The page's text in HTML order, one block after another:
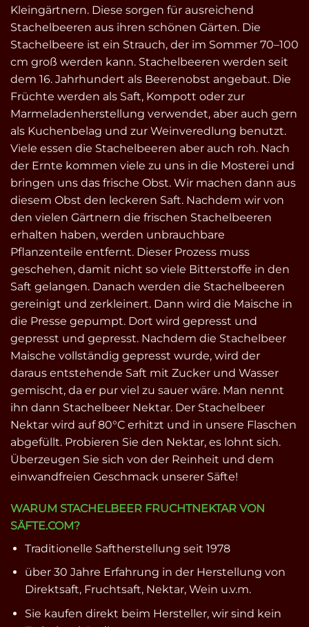
Kleingärtnern. Diese sorgen für ausreichend
Stachelbeeren aus ihren schönen Gärten. Die
Stachelbeere ist ein Strauch, der im Sommer 70–100
cm groß werden kann. Stachelbeeren werden seit
dem 16. Jahrhundert als Beerenobst angebaut. Die
Früchte werden als Saft, Kompott oder zur
Marmeladenherstellung verwendet, aber auch gern
als Kuchenbelag und zur Weinveredlung benutzt.
Viele essen die Stachelbeeren aber auch roh. Nach
der Ernte kommen viele zu uns in die Mosterei und
bringen uns das frische Obst. Wir machen dann aus
diesem Obst den leckeren Saft. Nachdem wir von
den vielen Gärtnern die frischen Stachelbeeren
erhalten haben, werden unbrauchbare
Pflanzenteile entfernt. Dieser Prozess muss
geschehen, damit nicht so viele Bitterstoffe in den
Saft gelangen. Danach werden die Stachelbeeren
gereinigt und zerkleinert. Dann wird die Maische in
die Presse gepumpt. Dort wird gepresst und
gepresst und gepresst. Nachdem die Stachelbeer
Maische vollständig gepresst wurde, wird der
daraus entstehende Saft mit Zucker und Wasser
gemischt, da er pur viel zu sauer wäre. Man nennt
ihn dann Stachelbeer Nektar. Der Stachelbeer
Nektar wird auf 80°C erhitzt und in unsere Flaschen
abgefüllt. Probieren Sie den Nektar, es lohnt sich.
Überzeugen Sie sich von der Reinheit und dem
einwandfreien Geschmack unserer Säfte!
WARUM STACHELBEER FRUCHTNEKTAR VON
SÄFTE.COM?
Traditionelle Saftherstellung seit 1978
über 30 Jahre Erfahrung in der Herstellung von
Direktsaft, Fruchtsaft, Nektar, Wein u.v.m.
Sie kaufen direkt beim Hersteller, wir sind kein